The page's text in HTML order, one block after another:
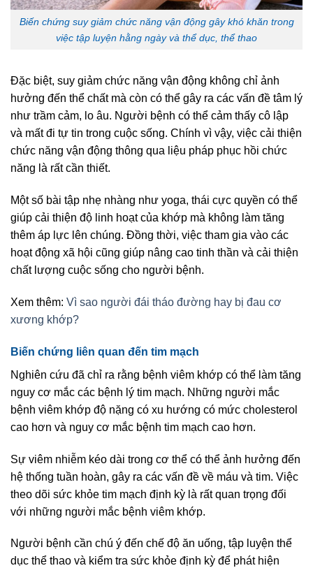
Biến chứng suy giảm chức năng vận động gây khó khăn trong
việc tập luyện hằng ngày và thể dục, thể thao
Đặc biệt, suy giảm chức năng vận động không chỉ ảnh
hưởng đến thể chất mà còn có thể gây ra các vấn đề tâm lý
như trầm cảm, lo âu. Người bệnh có thể cảm thấy cô lập
và mất đi tự tin trong cuộc sống. Chính vì vậy, việc cải thiện
chức năng vận động thông qua liệu pháp phục hồi chức
năng là rất cần thiết.
Một số bài tập nhẹ nhàng như yoga, thái cực quyền có thể
giúp cải thiện độ linh hoạt của khớp mà không làm tăng
thêm áp lực lên chúng. Đồng thời, việc tham gia vào các
hoạt động xã hội cũng giúp nâng cao tinh thần và cải thiện
chất lượng cuộc sống cho người bệnh.
Xem thêm: Vì sao người đái tháo đường hay bị đau cơ
xương khớp?
Biến chứng liên quan đến tim mạch
Nghiên cứu đã chỉ ra rằng bệnh viêm khớp có thể làm tăng
nguy cơ mắc các bệnh lý tim mạch. Những người mắc
bệnh viêm khớp độ nặng có xu hướng có mức cholesterol
cao hơn và nguy cơ mắc bệnh tim mạch cao hơn.
Sự viêm nhiễm kéo dài trong cơ thể có thể ảnh hưởng đến
hệ thống tuần hoàn, gây ra các vấn đề về máu và tim. Việc
theo dõi sức khỏe tim mạch định kỳ là rất quan trọng đối
với những người mắc bệnh viêm khớp.
Người bệnh cần chú ý đến chế độ ăn uống, tập luyện thể
dục thể thao và kiểm tra sức khỏe định kỳ để phát hiện